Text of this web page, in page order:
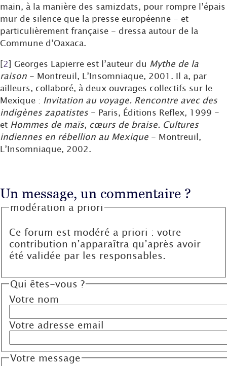
main, à la manière des samizdats, pour rompre l’épais
mur de silence que la presse européenne - et
particulièrement française - dressa autour de la
Commune d’Oaxaca.
[2] Georges Lapierre est l’auteur du Mythe de la
raison - Montreuil, L’Insomniaque, 2001. Il a, par
ailleurs, collaboré, à deux ouvrages collectifs sur le
Mexique : Invitation au voyage. Rencontre avec des
indigènes zapatistes - Paris, Éditions Reflex, 1999 -
et Hommes de maïs, cœurs de braise. Cultures
indiennes en rébellion au Mexique - Montreuil,
L’Insomniaque, 2002.
Un message, un commentaire ?
modération a priori
Ce forum est modéré a priori : votre
contribution n’apparaîtra qu’après avoir
été validée par les responsables.
Qui êtes-vous ?
Votre nom
Votre adresse email
Votre message